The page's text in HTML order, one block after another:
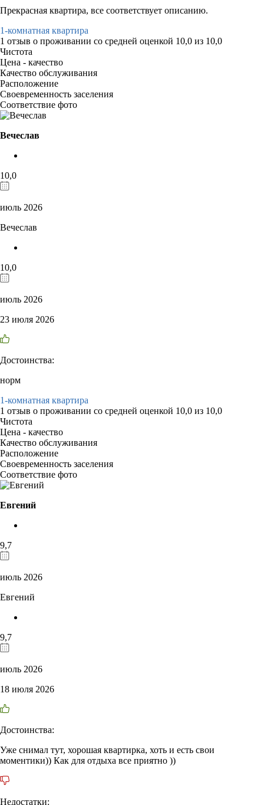
Прекрасная квартира, все соответствует описанию.
1-комнатная квартира
1 отзыв о проживании со средней оценкой 10,0 из 10,0
Чистота
Цена - качество
Качество обслуживания
Расположение
Своевременность заселения
Соответствие фото
Вечеслав
10,0
июль 2026
Вечеслав
10,0
июль 2026
23 июля 2026
Достоинства:
норм
1-комнатная квартира
1 отзыв о проживании со средней оценкой 10,0 из 10,0
Чистота
Цена - качество
Качество обслуживания
Расположение
Своевременность заселения
Соответствие фото
Евгений
9,7
июль 2026
Евгений
9,7
июль 2026
18 июля 2026
Достоинства:
Уже снимал тут, хорошая квартирка, хоть и есть свои
моментики)) Как для отдыха все приятно ))
Недостатки: